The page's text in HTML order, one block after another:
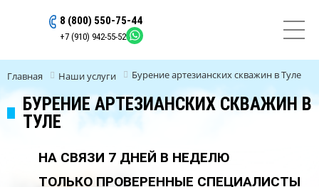
8 (800) 550-75-44
+7 (910) 942-55-52
Главная Наши услуги Бурение артезианских скважин в Туле
БУРЕНИЕ АРТЕЗИАНСКИХ СКВАЖИН В
ТУЛЕ
НА СВЯЗИ 7 ДНЕЙ В НЕДЕЛЮ
ТОЛЬКО ПРОВЕРЕННЫЕ СПЕЦИАЛИСТЫ